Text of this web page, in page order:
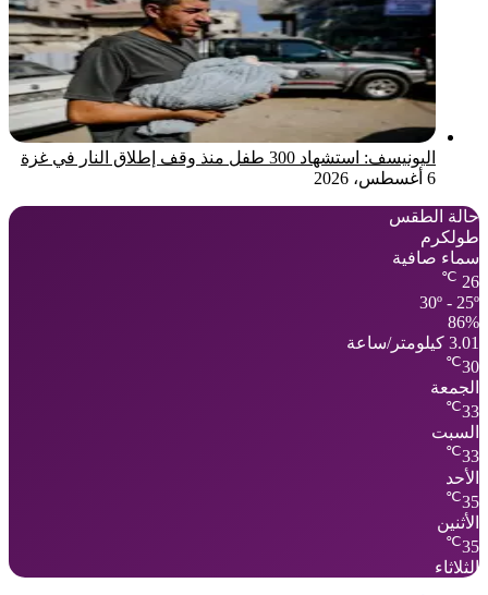
اليونيسف: استشهاد 300 طفل منذ وقف إطلاق النار في غزة
6 أغسطس، 2026
حالة الطقس
طولكرم
سماء صافية
26
℃
30º - 25º
86%
3.01 كيلومتر/ساعة
30
℃
الجمعة
33
℃
السبت
33
℃
الأحد
35
℃
الأثنين
35
℃
الثلاثاء